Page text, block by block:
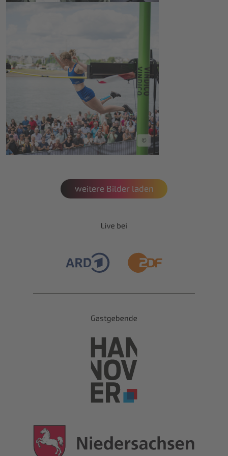
©
weitere Bilder laden